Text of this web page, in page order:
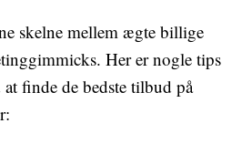
skelne mellem ægte billige
Her er nogle tips
finde de bedste tilbud på